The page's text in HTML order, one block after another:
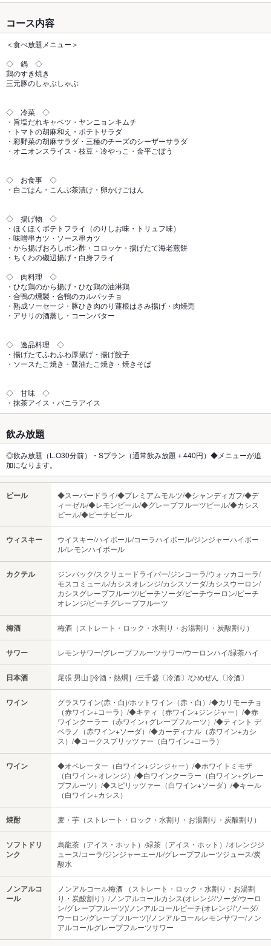
コース内容
＜食べ放題メニュー＞
◇ 鍋 ◇
鶏のすき焼き
三元豚のしゃぶしゃぶ
◇ 冷菜 ◇
・旨塩だれキャベツ・ヤンニョンキムチ
・トマトの胡麻和え・ポテトサラダ
・彩野菜の胡麻サラダ・三種のチーズのシーザーサラダ
・オニオンスライス・枝豆・冷やっこ・金平ごぼう
◇ お食事 ◇
・白ごはん・こんぶ茶漬け・卵かけごはん
◇ 揚げ物 ◇
・ほくほくポテトフライ（のりしお味・トリュフ味）
・味噌串カツ・ソース串カツ
・から揚げおろしポン酢・コロッケ・揚げたて海老煎餅
・ちくわの磯辺揚げ・白身フライ
◇ 肉料理 ◇
・ひな鶏のから揚げ・ひな鶏の油淋鶏
・合鴨の燻製・合鴨のカルパッチョ
・熟成ソーセージ・豚ひき肉のり蓮根はさみ揚げ・肉焼売
・アサリの酒蒸し・コーンバター
◇ 逸品料理 ◇
・揚げたてふわふわ厚揚げ・揚げ餃子
・ソースたこ焼き・醤油たこ焼き・焼きそば
◇ 甘味 ◇
・抹茶アイス・バニラアイス
飲み放題
◎飲み放題（L.O30分前）・Sプラン（通常飲み放題＋440円）◆メニューが追
加になります。
ビール
◆スーパードライ/◆プレミアムモルツ/◆シャンディガフ/◆デ
ィーゼル/◆レモンビール/◆グレープフルーツビール/◆カシス
ビール/◆ピーチビール
ウィスキー
ウイスキー/ハイボール/コーラハイボール/ジンジャーハイボー
ル/レモンハイボール
カクテル
ジンバック/スクリュードライバー/ジンコーラ/ウォッカコーラ/
モスコミュール/カシスオレンジ/カシスソーダ/カシスウーロン/
カシスグレープフルーツ/ピーチソーダ/ピーチウーロン/ピーチ
オレンジ/ピーチグレープフルーツ
梅酒 梅酒（ストレート・ロック・水割り・お湯割り・炭酸割り）
サワー レモンサワー/グレープフルーツサワー/ウーロンハイ/緑茶ハイ
日本酒 尾張 男山 [冷酒・熱燗］/三千盛〔冷酒〕/ひめぜん〔冷酒〕
ワイン
グラスワイン(赤・白)/ホットワイン（赤・白）/◆カリモーチョ
（赤ワイン+コーラ）/◆キティ（赤ワイン+ジンジャー）/◆赤
ワインクーラー（赤ワイン+グレープフルーツ）/◆ティント デ
ベラノ（赤ワイン+ソーダ）/◆カーディナル（赤ワイン+カシ
ス）/◆コークスプリッツァー（白ワイン+コーラ）
ワイン
◆オペレーター（白ワイン+ジンジャー）/◆ホワイトミモザ
（白ワイン+オレンジ）/◆白ワインクーラー（白ワイン+グレー
プフルーツ）/◆スピリッツァー（白ワイン+ソーダ）/◆キール
（白ワイン+カシス）
焼酎 麦・芋（ストレート・ロック・水割り・お湯割り・炭酸割り）
ソフトドリ
ンク
烏龍茶（アイス・ホット）/緑茶（アイス・ホット）/オレンジジ
ュース/コーラ/ジンジャーエール/グレープフルーツジュース/炭
酸水
ノンアルコ
ール
ノンアルコール梅酒 （ストレート・ロック・水割り・お湯割
り・炭酸割り）/ノンアルコールカシス(オレンジ/ソーダ/ウーロ
ン/グレープフルーツ)/ノンアルコールピーチ(オレンジ/ソーダ/
ウーロン/グレープフルーツ)/ノンアルコールレモンサワー/ノン
アルコールグレープフルーツサワー